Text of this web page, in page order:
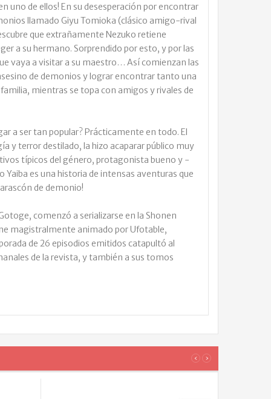
uno de ellos! En su desesperación por encontrar
llamado Giyu Tomioka (clásico amigo-rival
que extrañamente Nezuko retiene
a su hermano. Sorprendido por esto, y por las
vaya a visitar a su maestro… Así comienzan las
de demonios y lograr encontrar tanto una
mientras se topa con amigos y rivales de
a ser tan popular? Prácticamente en todo. El
y terror destilado, la hizo acaparar público muy
típicos del género, protagonista bueno y -
Yaiba es una historia de intensas aventuras que
de demonio!
comenzó a serializarse en la Shonen
magistralmente animado por Ufotable,
de 26 episodios emitidos catapultó al
de la revista, y también a sus tomos
‹ ›